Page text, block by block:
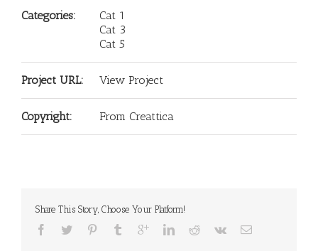
Categories:
Cat 1
Cat 3
Cat 5
Project URL: View Project
Copyright: From Creattica
Share This Story, Choose Your Platform!